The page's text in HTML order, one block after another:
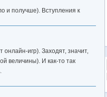
и получше). Вступления к
игр). Заходят, значит,
величины). И как-то так